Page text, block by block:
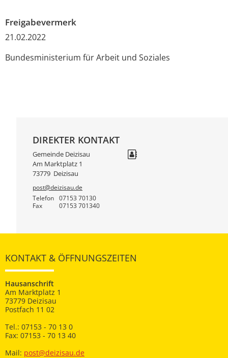
Freigabevermerk
21.02.2022
Bundesministerium für Arbeit und Soziales
DIREKTER KONTAKT
Gemeinde Deizisau
Am Marktplatz 1
73779 Deizisau
post@deizisau.de
Telefon
07153 70130
Fax 07153 701340
KONTAKT & ÖFFNUNGSZEITEN
Hausanschrift
Am Marktplatz 1
73779 Deizisau
Postfach 11 02
Tel.: 07153 - 70 13 0
Fax: 07153 - 70 13 40
Mail: post@deizisau.de